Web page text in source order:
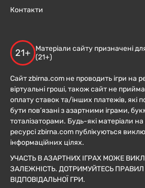
Контакти
21+
Матеріали сайту призначені
(21+)
Сайт zbirna.com не проводить ігри на
віртуальні гроші, також сайт не
оплату ставок та/інших платежів, які
бути пов’язані з азартними іграми,
тоталізаторами. Будь-які матеріали
ресурсі zbirna.com публікуються
інформаційних цілях.
УЧАСТЬ В АЗАРТНИХ ІГРАХ МОЖЕ
ЗАЛЕЖНІСТЬ. ДОТРИМУЙТЕСЬ
ВІДПОВІДАЛЬНОЇ ГРИ.